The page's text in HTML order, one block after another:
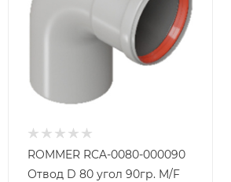
ROMMER RCA-0080-000090
Отвод D 80 угол 90гр. M/F